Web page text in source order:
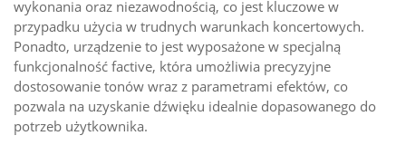
wykonania oraz niezawodnością, co jest kluczowe w
przypadku użycia w trudnych warunkach koncertowych.
Ponadto, urządzenie to jest wyposażone w specjalną
funkcjonalność factive, która umożliwia precyzyjne
dostosowanie tonów wraz z parametrami efektów, co
pozwala na uzyskanie dźwięku idealnie dopasowanego do
potrzeb użytkownika.